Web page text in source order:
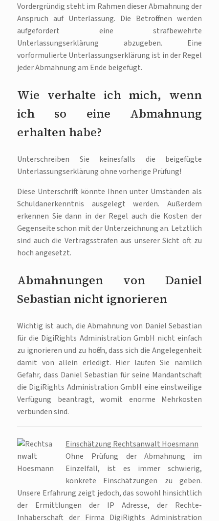
Vordergründig steht im Rahmen dieser Abmahnung der
Anspruch auf Unterlassung. Die Betroffenen werden
aufgefordert eine strafbewehrte
Unterlassungserklärung abzugeben. Eine
vorformulierte Unterlassungserklärung ist in der Regel
jeder Abmahnung am Ende beigefügt.
Wie verhalte ich mich, wenn
ich so eine Abmahnung
erhalten habe?
Unterschreiben Sie keinesfalls die beigefügte
Unterlassungserklärung ohne vorherige Prüfung!
Diese Unterschrift könnte Ihnen unter Umständen als
Schuldanerkenntnis ausgelegt werden. Außerdem
erkennen Sie dann in der Regel auch die Kosten der
Gegenseite schon mit der Unterzeichnung an. Letztlich
sind auch die Vertragsstrafen aus unserer Sicht oft zu
hoch angesetzt.
Abmahnungen von Daniel
Sebastian nicht ignorieren
Wichtig ist auch, die Abmahnung von Daniel Sebastian
für die DigiRights Administration GmbH nicht einfach
zu ignorieren und zu hoffen, dass sich die Angelegenheit
damit von allein erledigt. Hier laufen Sie nämlich
Gefahr, dass Daniel Sebastian für seine Mandantschaft
die DigiRights Administration GmbH eine einstweilige
Verfügung beantragt, womit enorme Mehrkosten
verbunden sind.
Einschätzung Rechtsanwalt Hoesmann
Ohne Prüfung der Abmahnung im
Einzelfall, ist es immer schwierig,
konkrete Einschätzungen zu geben.
Unsere Erfahrung zeigt jedoch, das sowohl hinsichtlich
der Ermittlungen der IP Adresse, der Rechte-
Inhaberschaft der Firma DigiRights Administration